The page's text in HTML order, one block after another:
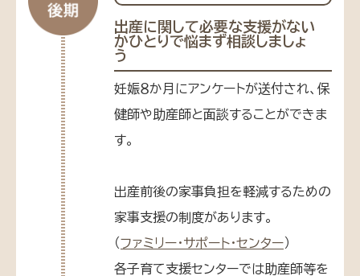
出産に関して必要な支援がない
かひとりで悩まず相談しましょ
う
妊娠８か月にアンケートが送付され、保
健師や助産師と面談することができま
す。
出産前後の家事負担を軽減するための
家事支援の制度があります。
（ファミリー・サポート・センター）
各子育て支援センターでは助産師等を